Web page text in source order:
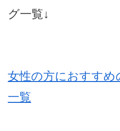
グ一覧↓
女性の方におすす
一覧